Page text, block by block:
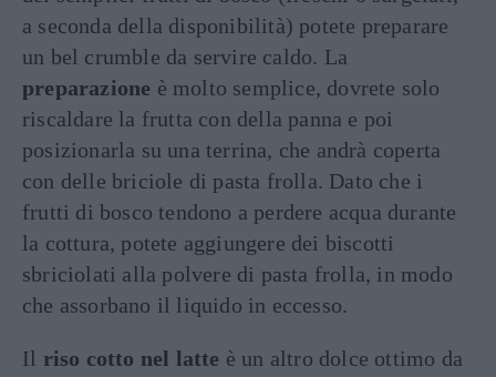
a seconda della disponibilità) potete preparare
un bel crumble da servire caldo. La
preparazione è molto semplice, dovrete solo
riscaldare la frutta con della panna e poi
posizionarla su una terrina, che andrà coperta
con delle briciole di pasta frolla. Dato che i
frutti di bosco tendono a perdere acqua durante
la cottura, potete aggiungere dei biscotti
sbriciolati alla polvere di pasta frolla, in modo
che assorbano il liquido in eccesso.
Il riso cotto nel latte è un altro dolce ottimo da